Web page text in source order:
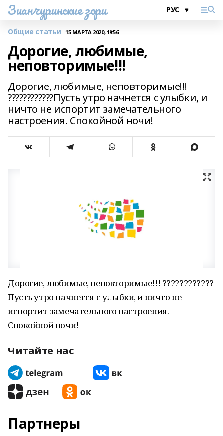
Зианчуринские зори
Общие статьи 15 МАРТА 2020, 19:56
Дорогие, любимые,
неповторимые!!!
Дорогие, любимые, неповторимые!!!
????????????Пусть утро начнется с улыбки, и
ничто не испортит замечательного
настроения. Спокойной ночи!
Дорогие, любимые, неповторимые!!! ????????????
Пусть утро начнется с улыбки, и ничто не
испортит замечательного настроения.
Спокойной ночи!
Читайте нас
Партнеры